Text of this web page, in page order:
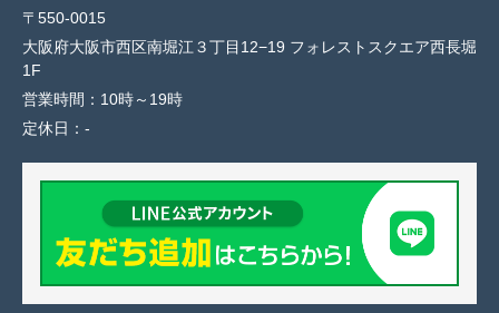
〒550-0015
大阪府大阪市西区南堀江３丁目12−19 フォレストスクエア西長堀
1F
営業時間： 10時～19時
定休日： -